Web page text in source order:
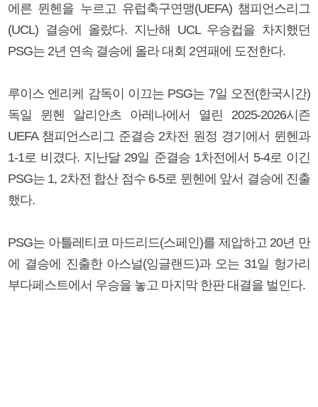
에른 뮌헨을 누르고 유럽축구연맹(UEFA) 챔피언스리그
(UCL) 결승에 올랐다. 지난해 UCL 우승컵을 차지했던
PSG는 2년 연속 결승에 올라 대회 2연패에 도전한다.
루이스 엔리케 감독이 이끄는 PSG는 7일 오전(한국시간)
독일 뮌헨 알리안츠 아레나에서 열린 2025-2026시즌
UEFA 챔피언스리그 준결승 2차전 원정 경기에서 뮌헨과
1-1로 비겼다. 지난달 29일 준결승 1차전에서 5-4로 이긴
PSG는 1, 2차전 합산 점수 6-5로 뮌헨에 앞서 결승에 진출
했다.
PSG는 아틀레티코 마드리드(스페인)를 제압하고 20년 만
에 결승에 진출한 아스널(잉글랜드)과 오는 31일 헝가리
부다페스트에서 우승을 놓고 마지막 한판 대결을 벌인다.